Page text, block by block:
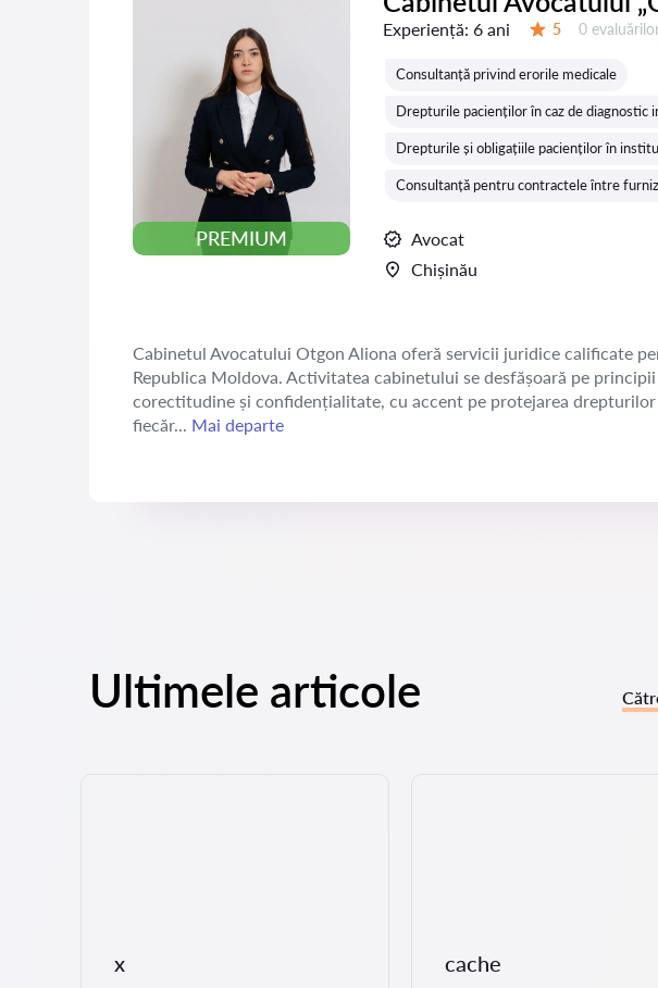
PREMIUM
Experiență: 6 ani 5 Evaluărilor:
0
Consultanță privind erorile medicale
Drepturile pacienților în caz de diagnostic
Drepturile și obligațiile pacienților în
Consultanță pentru contractele între
Avocat
Chișinău
Cabinetul Avocatului Otgon Aliona oferă servicii juridice calificate
Republica Moldova. Activitatea cabinetului se desfășoară pe
corectitudine și confidențialitate, cu accent pe protejarea
fiecăr... Mai departe
Ultimele articole
x cache